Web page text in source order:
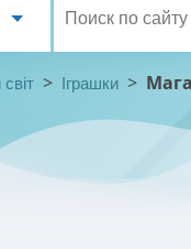
> Іграшки >